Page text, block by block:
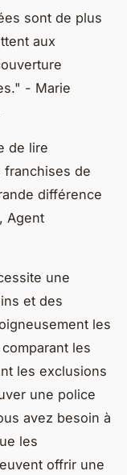
sont de plus
aux
- Marie
de lire
franchises de
différence
Agent
une
et des
les
les
les exclusions
une police
avez besoin à
les
offrir une